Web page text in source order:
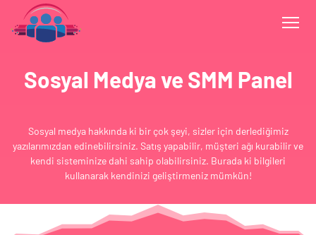
Sosyal Medya ve SMM Panel
Sosyal medya hakkında ki bir çok şeyi, sizler için derlediğimiz
yazılarımızdan edinebilirsiniz. Satış yapabilir, müşteri ağı kurabilir ve
kendi sisteminize dahi sahip olabilirsiniz. Burada ki bilgileri
kullanarak kendinizi geliştirmeniz mümkün!